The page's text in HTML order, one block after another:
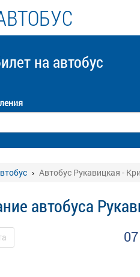
на автобус
Автобус Рукавицкая -
автобуса